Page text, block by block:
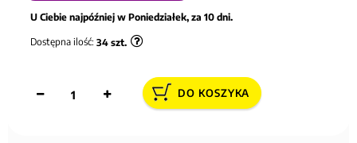
U Ciebie najpóźniej w Poniedziałek, za 10 dni.
Dostępna ilość: 34 szt.
DO KOSZYKA